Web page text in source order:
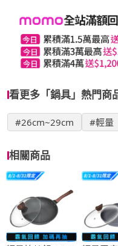
看更多「鍋具」熱門商
#26cm~29cm #輕量
相關商品